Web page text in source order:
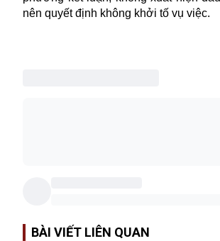
nên quyết định không khởi tố vụ việc.
BÀI VIẾT LIÊN QUAN